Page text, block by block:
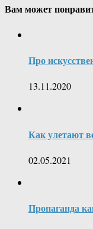
Вам может
Про
13.11.2020
Как улетают
02.05.2021
Пропаганда